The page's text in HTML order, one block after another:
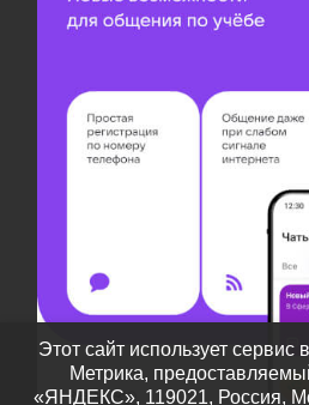
Этот сайт использует сервис
Метрика,
«ЯНДЕКС», 119021, Россия,